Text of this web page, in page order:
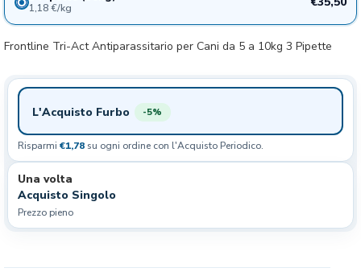
1,18 €/kg
Frontline Tri-Act Antiparassitario per Cani da 5 a 10kg 3 Pipette
L'Acquisto Furbo -5%
Risparmi €1,78 su ogni ordine con l'Acquisto Periodico.
Una volta
Acquisto Singolo
Prezzo pieno